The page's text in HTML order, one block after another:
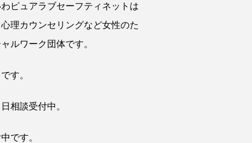
ピュアラブセーフティネットは
理カウンセリングなど女性のた
ルワーク団体です。
す。
相談受付中。
です。